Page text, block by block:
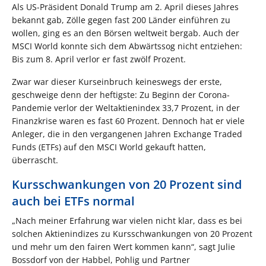
Als US-Präsident Donald Trump am 2. April dieses Jahres
bekannt gab, Zölle gegen fast 200 Länder einführen zu
wollen, ging es an den Börsen weltweit bergab. Auch der
MSCI World konnte sich dem Abwärtssog nicht entziehen:
Bis zum 8. April verlor er fast zwölf Prozent.
Zwar war dieser Kurseinbruch keineswegs der erste,
geschweige denn der heftigste: Zu Beginn der Corona-
Pandemie verlor der Weltaktienindex 33,7 Prozent, in der
Finanzkrise waren es fast 60 Prozent. Dennoch hat er viele
Anleger, die in den vergangenen Jahren Exchange Traded
Funds (ETFs) auf den MSCI World gekauft hatten,
überrascht.
Kursschwankungen von 20 Prozent sind
auch bei ETFs normal
„Nach meiner Erfahrung war vielen nicht klar, dass es bei
solchen Aktienindizes zu Kursschwankungen von 20 Prozent
und mehr um den fairen Wert kommen kann“, sagt Julie
Bossdorf von der Habbel, Pohlig und Partner